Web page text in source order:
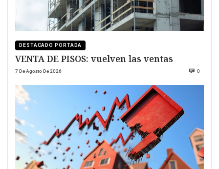
DESTACADO PORTADA
VENTA DE PISOS: vuelven las ventas
7 De Agosto De 2026 0